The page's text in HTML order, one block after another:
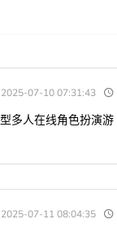
2025-07-10 07:31:43
多人在线角色扮演游
2025-07-11 08:04:35